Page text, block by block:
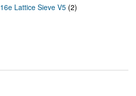
16e Lattice Sieve V5 (2)